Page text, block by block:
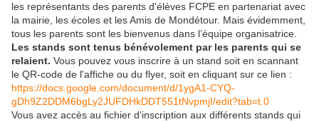
les représentants des parents d'élèves FCPE en partenariat avec
la mairie, les écoles et les Amis de Mondétour. Mais évidemment,
tous les parents sont les bienvenus dans l’équipe organisatrice.
Les stands sont tenus bénévolement par les parents qui se
relaient. Vous pouvez vous inscrire à un stand soit en scannant
le QR-code de l'affiche ou du flyer, soit en cliquant sur ce lien :
https://docs.google.com/document/d/1ygA1-CYQ-
gDh9Z2DDM6bgLy2JUFDHkDDT551tNvpmjI/edit?tab=t.0
Vous avez accès au fichier d'inscription aux différents stands qui